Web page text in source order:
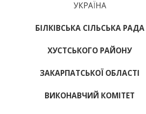
УКРАЇНА
БІЛКІВСЬКА СІЛЬСЬКА РАДА
ХУСТСЬКОГО РАЙОНУ
ЗАКАРПАТСЬКОЇ ОБЛАСТІ
ВИКОНАВЧИЙ КОМІТЕТ